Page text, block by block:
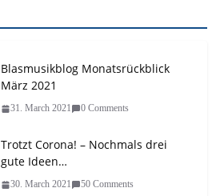
Blasmusikblog Monatsrückblick
März 2021
31. March 2021 0 Comments
Trotzt Corona! – Nochmals drei
gute Ideen…
30. March 2021 50 Comments